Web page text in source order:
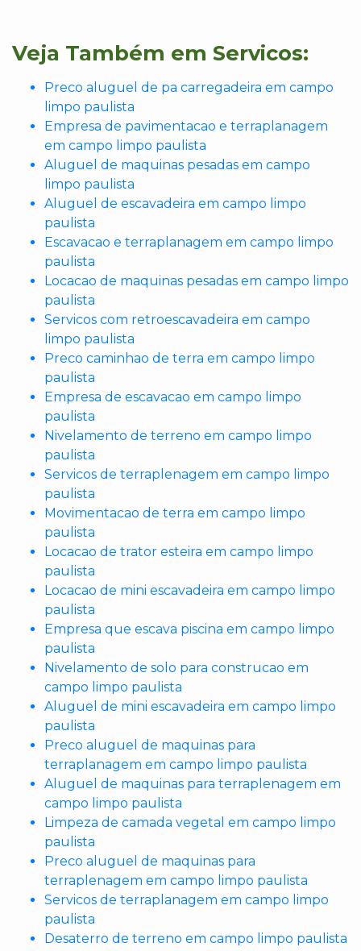
Veja Também em Servicos:
Preco aluguel de pa carregadeira em campo
limpo paulista
Empresa de pavimentacao e terraplanagem
em campo limpo paulista
Aluguel de maquinas pesadas em campo
limpo paulista
Aluguel de escavadeira em campo limpo
paulista
Escavacao e terraplanagem em campo limpo
paulista
Locacao de maquinas pesadas em campo limpo
paulista
Servicos com retroescavadeira em campo
limpo paulista
Preco caminhao de terra em campo limpo
paulista
Empresa de escavacao em campo limpo
paulista
Nivelamento de terreno em campo limpo
paulista
Servicos de terraplenagem em campo limpo
paulista
Movimentacao de terra em campo limpo
paulista
Locacao de trator esteira em campo limpo
paulista
Locacao de mini escavadeira em campo limpo
paulista
Empresa que escava piscina em campo limpo
paulista
Nivelamento de solo para construcao em
campo limpo paulista
Aluguel de mini escavadeira em campo limpo
paulista
Preco aluguel de maquinas para
terraplanagem em campo limpo paulista
Aluguel de maquinas para terraplenagem em
campo limpo paulista
Limpeza de camada vegetal em campo limpo
paulista
Preco aluguel de maquinas para
terraplenagem em campo limpo paulista
Servicos de terraplanagem em campo limpo
paulista
Desaterro de terreno em campo limpo paulista